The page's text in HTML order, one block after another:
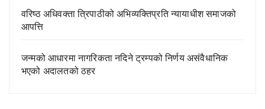
वरिष्ठ अधिवक्ता त्रिपाठीको अभिव्यक्तिप्रति न्यायाधीश समाजको
आपत्ति
जन्मको आधारमा नागरिकता नदिने ट्रम्पको निर्णय असंवैधानिक
भएको अदालतको ठहर